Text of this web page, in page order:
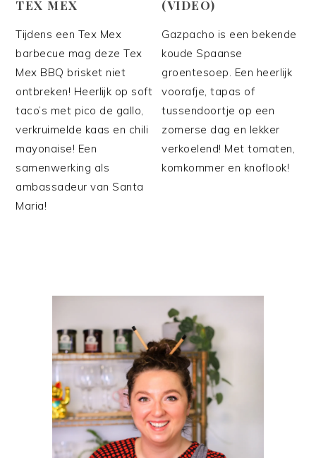
TEX MEX
Tijdens een Tex Mex
barbecue mag deze Tex
Mex BBQ brisket niet
ontbreken! Heerlijk op soft
taco’s met pico de gallo,
verkruimelde kaas en chili
mayonaise! Een
samenwerking als
ambassadeur van Santa
Maria!
(VIDEO)
Gazpacho is een bekende
koude Spaanse
groentesoep. Een heerlijk
voorafje, tapas of
tussendoortje op een
zomerse dag en lekker
verkoelend! Met tomaten,
komkommer en knoflook!